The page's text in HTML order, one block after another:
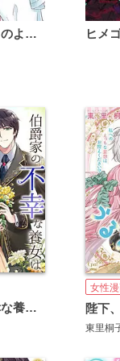
恋は雨上がりのように
伯爵家の不幸な養女は、異国の王子に愛される
女性
東里桐